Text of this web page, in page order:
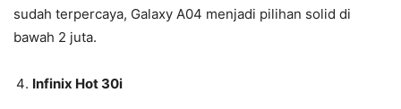
sudah terpercaya, Galaxy A04 menjadi pilihan solid di
bawah 2 juta.
Infinix Hot 30i